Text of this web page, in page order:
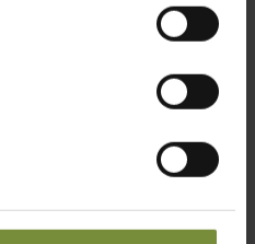
det sammen med
en tør pande, indtil de